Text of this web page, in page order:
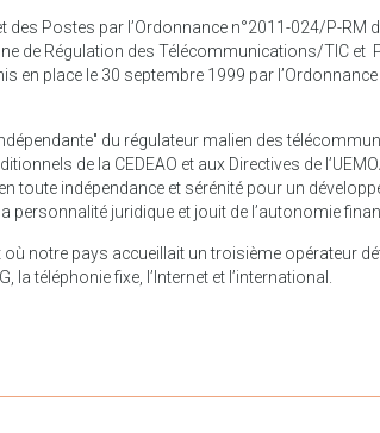
Postes par l’Ordonnance n°2011-024/P-RM
de Régulation des Télécommunications/TIC et
en place le 30 septembre 1999 par
du régulateur malien des
de la CEDEAO et aux Directives de
indépendance et sérénité pour un
juridique et jouit de l’autonomie
notre pays accueillait un troisième opérateur
téléphonie fixe, l’Internet et l’international.